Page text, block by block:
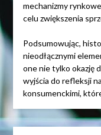
mechanizmy
celu zwiększenia
Podsumowując,
nieodłącznymi
one nie tylko okazję
wyjścia do refleksji
konsumenckimi,